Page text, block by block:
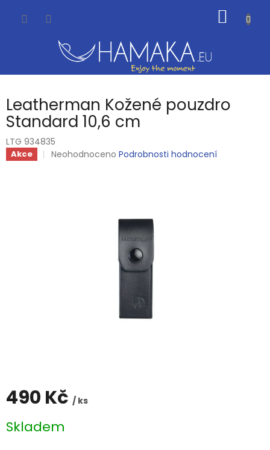
KOŠÍK
Leatherman Kožené pouzdro
Standard 10,6 cm
LTG 934835
Akce
Průměrné
Neohodnoceno Podrobnosti hodnocení
490 Kč / ks
cena:
Skladem